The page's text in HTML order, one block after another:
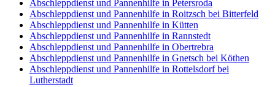
Abschleppdienst und Pannenhilfe in Petersroda
Abschleppdienst und Pannenhilfe in Roitzsch bei Bitterfeld
Abschleppdienst und Pannenhilfe in Kütten
Abschleppdienst und Pannenhilfe in Rannstedt
Abschleppdienst und Pannenhilfe in Obertrebra
Abschleppdienst und Pannenhilfe in Gnetsch bei Köthen
Abschleppdienst und Pannenhilfe in Rottelsdorf bei
Lutherstadt